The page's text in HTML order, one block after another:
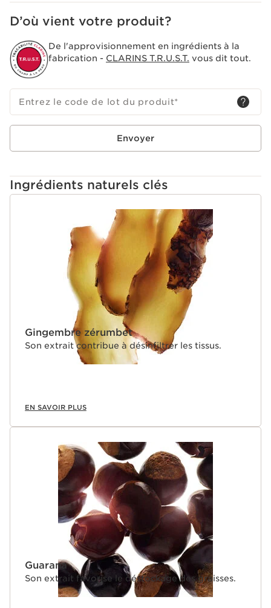
D’où vient votre produit?
De l'approvisionnement en ingrédients à la
fabrication - CLARINS T.R.U.S.T. vous dit tout.
Entrez le code de lot du produit*
Envoyer
Ingrédients naturels clés
Gingembre zérumbet
Son extrait contribue à désinfiltrer les tissus.
EN SAVOIR PLUS
Guarana
Son extrait favorise le déstockage des graisses.